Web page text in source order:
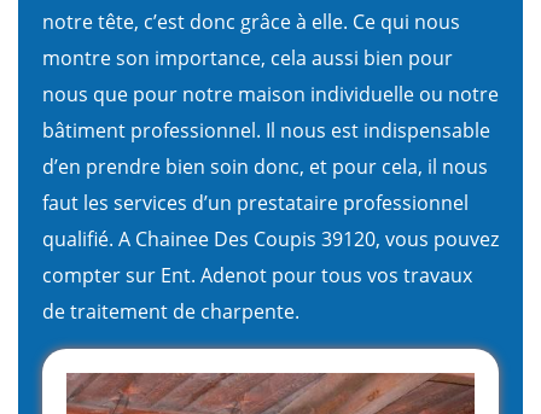
notre tête, c’est donc grâce à elle. Ce qui nous
montre son importance, cela aussi bien pour
nous que pour notre maison individuelle ou notre
bâtiment professionnel. Il nous est indispensable
d’en prendre bien soin donc, et pour cela, il nous
faut les services d’un prestataire professionnel
qualifié. A Chainee Des Coupis 39120, vous pouvez
compter sur Ent. Adenot pour tous vos travaux
de traitement de charpente.